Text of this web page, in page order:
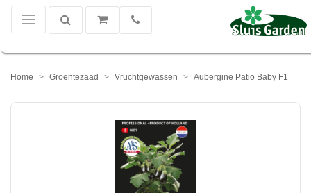
Home Groentezaad Vruchtgewassen Aubergine Patio Baby F1